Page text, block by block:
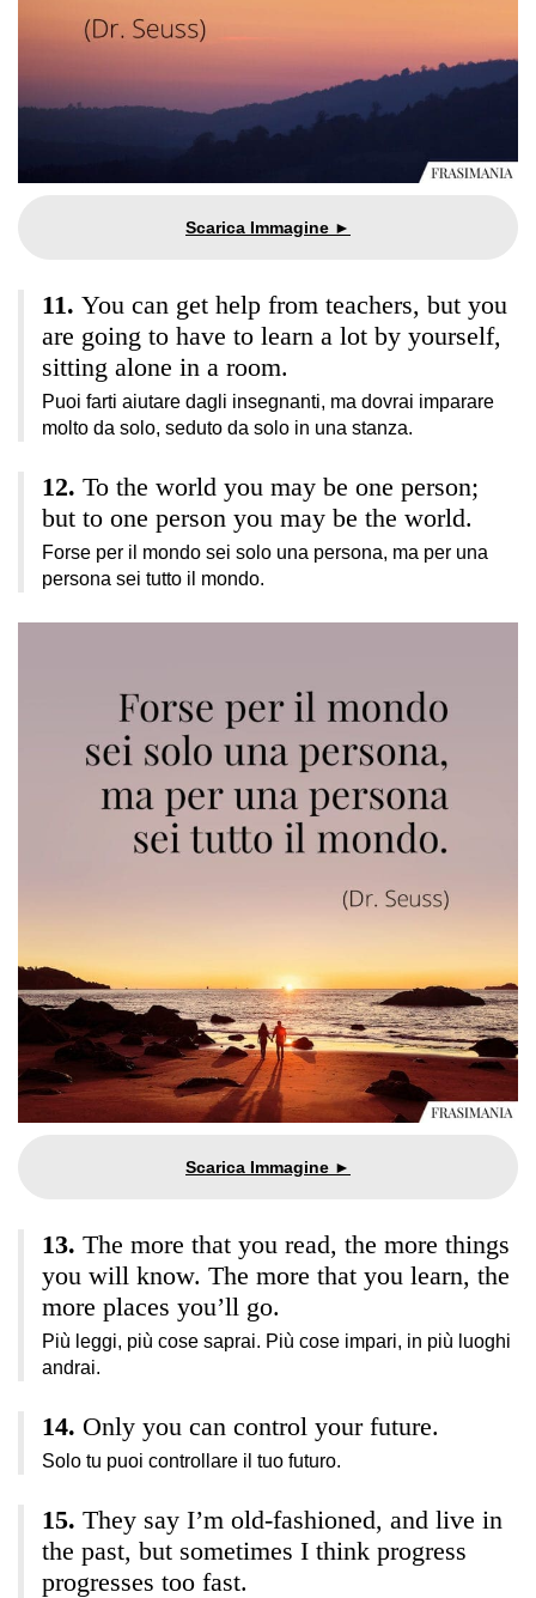
You can get help from teachers, but you
are going to have to learn a lot by yourself,
sitting alone in a room.
Puoi farti aiutare dagli insegnanti, ma dovrai imparare
molto da solo, seduto da solo in una stanza.
To the world you may be one person;
but to one person you may be the world.
Forse per il mondo sei solo una persona, ma per una
persona sei tutto il mondo.
The more that you read, the more things
you will know. The more that you learn, the
more places you’ll go.
Più leggi, più cose saprai. Più cose impari, in più luoghi
andrai.
Only you can control your future.
Solo tu puoi controllare il tuo futuro.
They say I’m old-fashioned, and live in
the past, but sometimes I think progress
progresses too fast.